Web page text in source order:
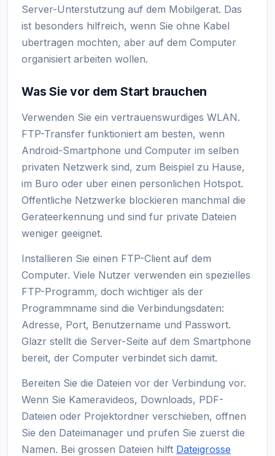
Server-Unterstutzung auf dem Mobilgerat. Das
ist besonders hilfreich, wenn Sie ohne Kabel
ubertragen mochten, aber auf dem Computer
organisiert arbeiten wollen.
Was Sie vor dem Start brauchen
Verwenden Sie ein vertrauenswurdiges WLAN.
FTP-Transfer funktioniert am besten, wenn
Android-Smartphone und Computer im selben
privaten Netzwerk sind, zum Beispiel zu Hause,
im Buro oder uber einen personlichen Hotspot.
Offentliche Netzwerke blockieren manchmal die
Gerateerkennung und sind fur private Dateien
weniger geeignet.
Installieren Sie einen FTP-Client auf dem
Computer. Viele Nutzer verwenden ein spezielles
FTP-Programm, doch wichtiger als der
Programmname sind die Verbindungsdaten:
Adresse, Port, Benutzername und Passwort.
Glazr stellt die Server-Seite auf dem Smartphone
bereit, der Computer verbindet sich damit.
Bereiten Sie die Dateien vor der Verbindung vor.
Wenn Sie Kameravideos, Downloads, PDF-
Dateien oder Projektordner verschieben, offnen
Sie den Dateimanager und prufen Sie zuerst die
Namen. Bei grossen Dateien hilft Dateigrosse